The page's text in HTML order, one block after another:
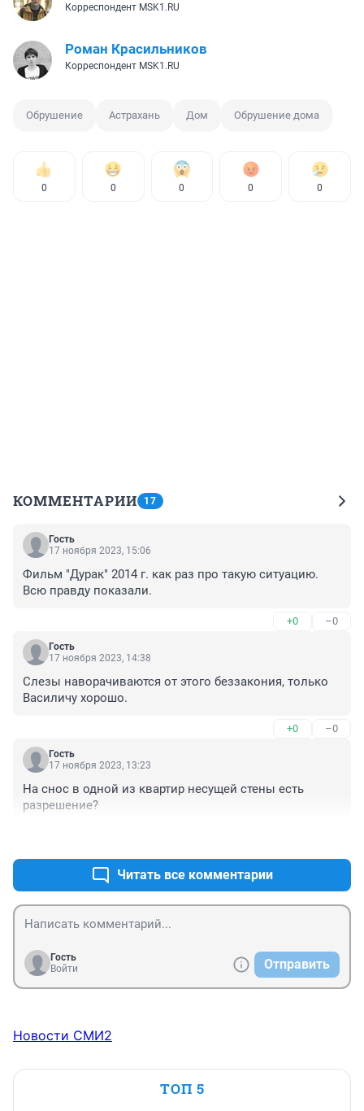
Корреспондент MSK1.RU
Роман Красильников
Корреспондент MSK1.RU
Обрушение Астрахань Дом Обрушение дома
0 0 0 0 0
КОММЕНТАРИИ 17
Гость
17 ноября 2023, 15:06
Фильм "Дурак" 2014 г. как раз про такую ситуацию.
Всю правду показали.
+0 –0
Гость
17 ноября 2023, 14:38
Слезы наворачиваются от этого беззакония, только
Василичу хорошо.
+0 –0
Гость
17 ноября 2023, 13:23
На снос в одной из квартир несущей стены есть
разрешение?
Читать все комментарии
Гость
Войти
Отправить
Новости СМИ2
ТОП 5